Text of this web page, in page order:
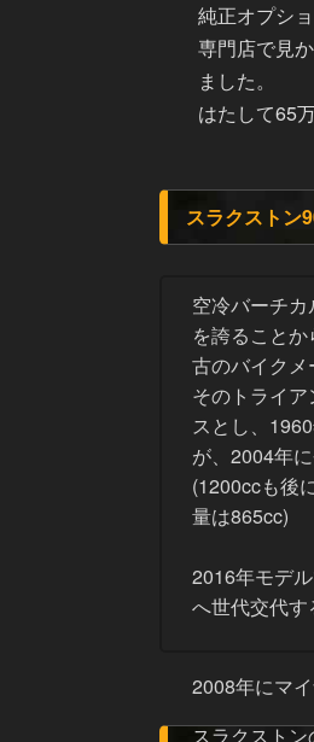
純正オプシ
専門店で見
ました。
はたして65
スラクストン
空冷バーチ
を誇ること
古のバイクメ
そのトライ
スとし、
が、2004年
(1200ccも後
量は865cc)
2016年モデ
へ世代交代す
2008年にマ
スラクスト